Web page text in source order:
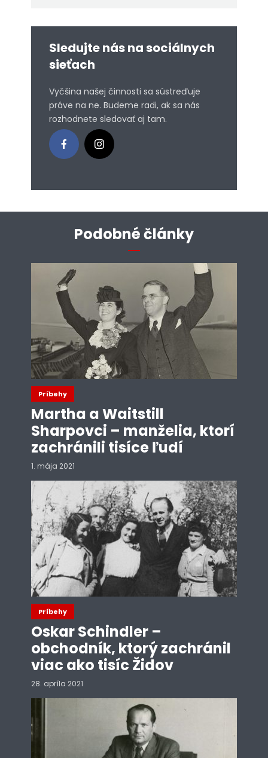
Sledujte nás na sociálnych
sieťach
Vyčšina našej činnosti sa sústreďuje
práve na ne. Budeme radi, ak sa nás
rozhodnete sledovať aj tam.
Podobné články
Príbehy
Martha a Waitstill
Sharpovci – manželia, ktorí
zachránili tisíce ľudí
1. mája 2021
Príbehy
Oskar Schindler –
obchodník, ktorý zachránil
viac ako tisíc Židov
28. apríla 2021